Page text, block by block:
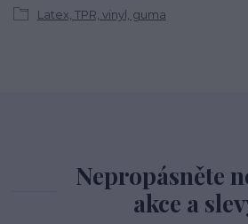
Latex, TPR, vinyl, guma
Nepropásněte
akce a